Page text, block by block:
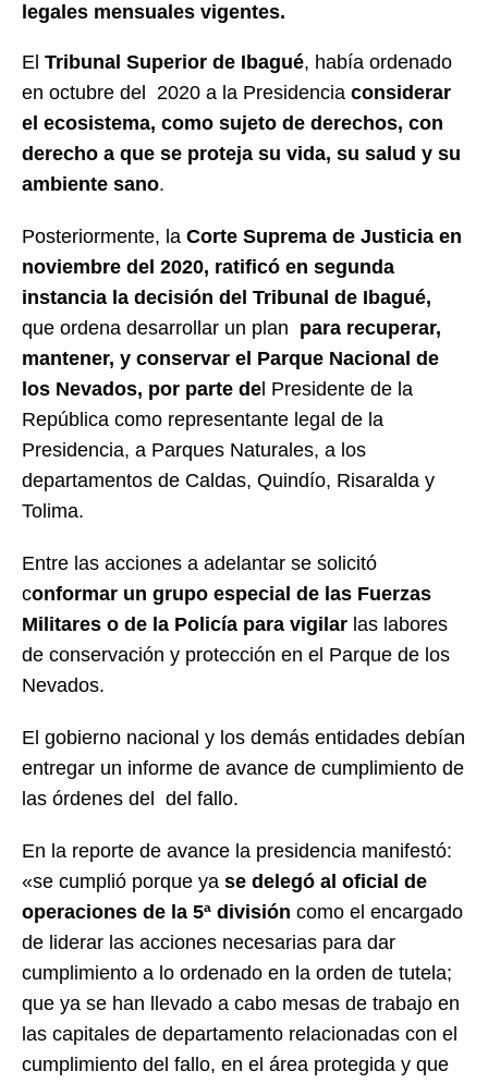
legales mensuales vigentes.
El Tribunal Superior de Ibagué, había ordenado
en octubre del 2020 a la Presidencia considerar
el ecosistema, como sujeto de derechos, con
derecho a que se proteja su vida, su salud y su
ambiente sano.
Posteriormente, la Corte Suprema de Justicia en
noviembre del 2020, ratificó en segunda
instancia la decisión del Tribunal de Ibagué,
que ordena desarrollar un plan para recuperar,
mantener, y conservar el Parque Nacional de
los Nevados, por parte de l Presidente de la
República como representante legal de la
Presidencia, a Parques Naturales, a los
departamentos de Caldas, Quindío, Risaralda y
Tolima.
Entre las acciones a adelantar se solicitó
conformar un grupo especial de las Fuerzas
Militares o de la Policía para vigilar las labores
de conservación y protección en el Parque de los
Nevados.
El gobierno nacional y los demás entidades debían
entregar un informe de avance de cumplimiento de
las órdenes del del fallo.
En la reporte de avance la presidencia manifestó:
«se cumplió porque ya se delegó al oficial de
operaciones de la 5ª división como el encargado
de liderar las acciones necesarias para dar
cumplimiento a lo ordenado en la orden de tutela;
que ya se han llevado a cabo mesas de trabajo en
las capitales de departamento relacionadas con el
cumplimiento del fallo, en el área protegida y que